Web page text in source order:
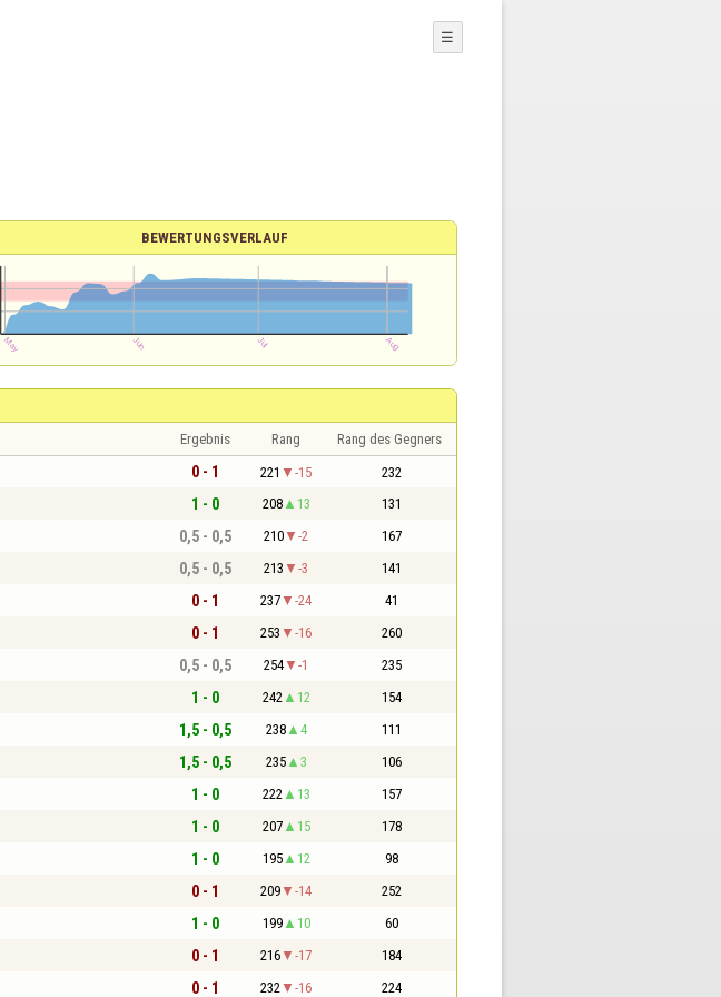
☰
BEWERTUNGSVERLAUF
Ergebnis Rang Rang des Gegners
0 - 1 221 -15 232
1 - 0 208 13 131
0,5 - 0,5 210 -2 167
0,5 - 0,5 213 -3 141
0 - 1 237 -24 41
0 - 1 253 -16 260
0,5 - 0,5 254 -1 235
1 - 0 242 12 154
1,5 - 0,5 238 4 111
1,5 - 0,5 235 3 106
1 - 0 222 13 157
1 - 0 207 15 178
1 - 0 195 12 98
0 - 1 209 -14 252
1 - 0 199 10 60
0 - 1 216 -17 184
0 - 1 232 -16 224